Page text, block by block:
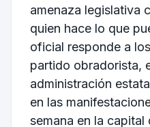
amenaza legislativa
quien hace lo que
oficial responde a
partido obradorista,
administración
en las
semana en la capital